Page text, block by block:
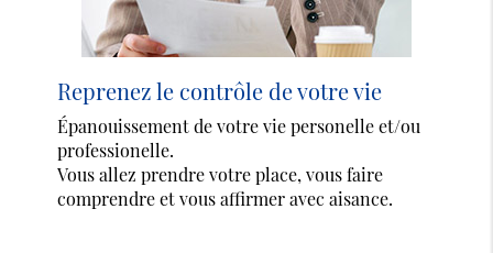
Reprenez le contrôle de votre vie
Épanouissement de votre vie personelle et/ou
professionelle.
Vous allez prendre votre place, vous faire
comprendre et vous affirmer avec aisance.